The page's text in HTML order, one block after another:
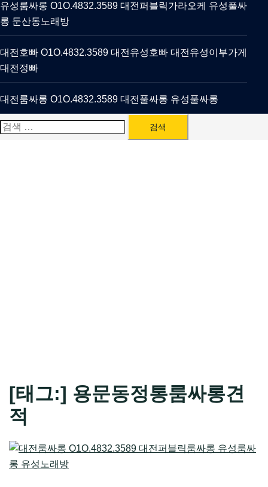
유성룸싸롱 O1O.4832.3589 대전퍼블릭가라오케 유성풀싸
롱 둔산동노래방
대전호빠 O1O.4832.3589 대전유성호빠 대전유성이부가게
대전정빠
대전룸싸롱 O1O.4832.3589 대전풀싸롱 유성풀싸롱
검
[태그:] 용문동정통룸싸롱견
적